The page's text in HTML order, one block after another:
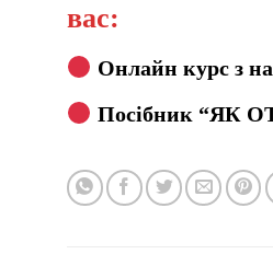
вас:
Онлайн курс з
Посібник “ЯК